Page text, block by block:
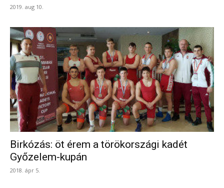
2019. aug 10.
Birkózás: öt érem a törökországi kadét
Győzelem-kupán
2018. ápr 5.